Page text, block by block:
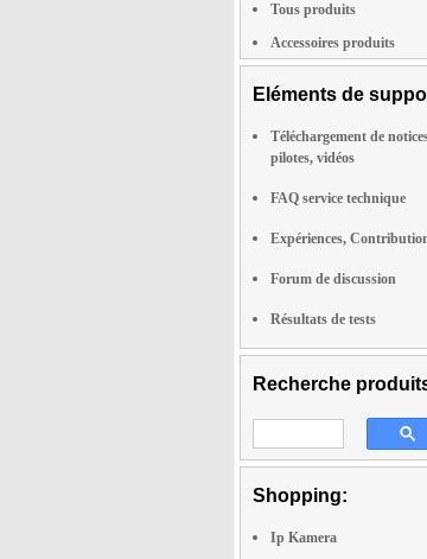
Tous produits
Accessoires produits
Eléments de
Téléchargement de
pilotes, vidéos
FAQ service technique
Expériences,
Forum de discussion
Résultats de tests
Recherche
Shopping:
Ip Kamera